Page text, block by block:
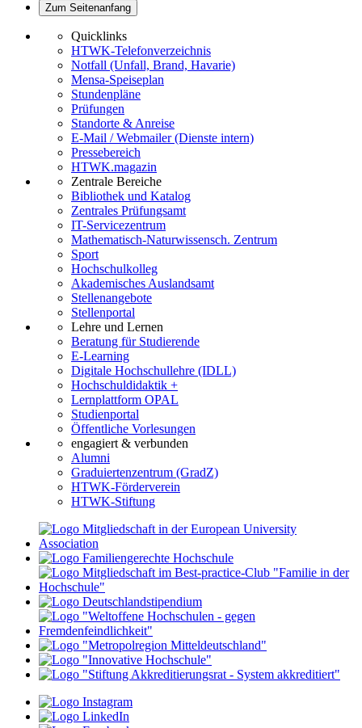
Zum Seitenanfang
Quicklinks
HTWK-Telefonverzeichnis
Notfall (Unfall, Brand, Havarie)
Mensa-Speiseplan
Stundenpläne
Prüfungen
Standorte & Anreise
E-Mail / Webmailer (Dienste intern)
Pressebereich
HTWK.magazin
Zentrale Bereiche
Bibliothek und Katalog
Zentrales Prüfungsamt
IT-Servicezentrum
Mathematisch-Naturwissensch. Zentrum
Sport
Hochschulkolleg
Akademisches Auslandsamt
Stellenangebote
Stellenportal
Lehre und Lernen
Beratung für Studierende
E-Learning
Digitale Hochschullehre (IDLL)
Hochschuldidaktik +
Lernplattform OPAL
Studienportal
Öffentliche Vorlesungen
engagiert & verbunden
Alumni
Graduiertenzentrum (GradZ)
HTWK-Förderverein
HTWK-Stiftung